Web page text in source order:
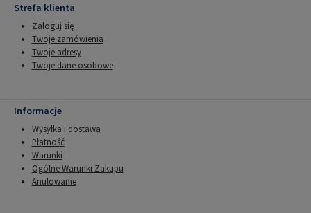
Strefa klienta
Zaloguj się
Twoje zamówienia
Twoje adresy
Twoje dane osobowe
Informacje
Wysyłka i dostawa
Płatność
Warunki
Ogólne Warunki Zakupu
Anulowanie